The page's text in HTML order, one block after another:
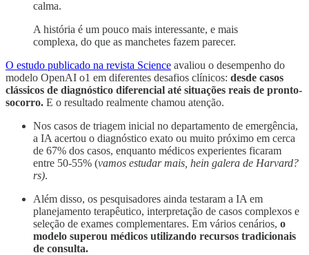
calma.
A história é um pouco mais interessante, e mais
complexa, do que as manchetes fazem parecer.
O estudo publicado na revista Science avaliou o desempenho do
modelo OpenAI o1 em diferentes desafios clínicos: desde casos
clássicos de diagnóstico diferencial até situações reais de pronto-
socorro. E o resultado realmente chamou atenção.
Nos casos de triagem inicial no departamento de emergência,
a IA acertou o diagnóstico exato ou muito próximo em cerca
de 67% dos casos, enquanto médicos experientes ficaram
entre 50-55% (vamos estudar mais, hein galera de Harvard?
rs).
Além disso, os pesquisadores ainda testaram a IA em
planejamento terapêutico, interpretação de casos complexos e
seleção de exames complementares. Em vários cenários, o
modelo superou médicos utilizando recursos tradicionais
de consulta.